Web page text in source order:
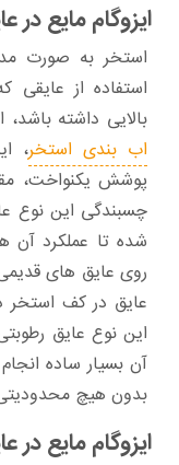
ایزوگام مایع
استخر به صورت
استفاده از عایقی
بالایی داشته
اب بندی استخر،
پوشش یکنواخت،
چسبندگی این نوع
شده تا عملکرد آن‌
روی عایق‌ های
عایق در کف استخر
این نوع عایق
آن بسیار ساده
بدون هیچ
ایزوگام مایع